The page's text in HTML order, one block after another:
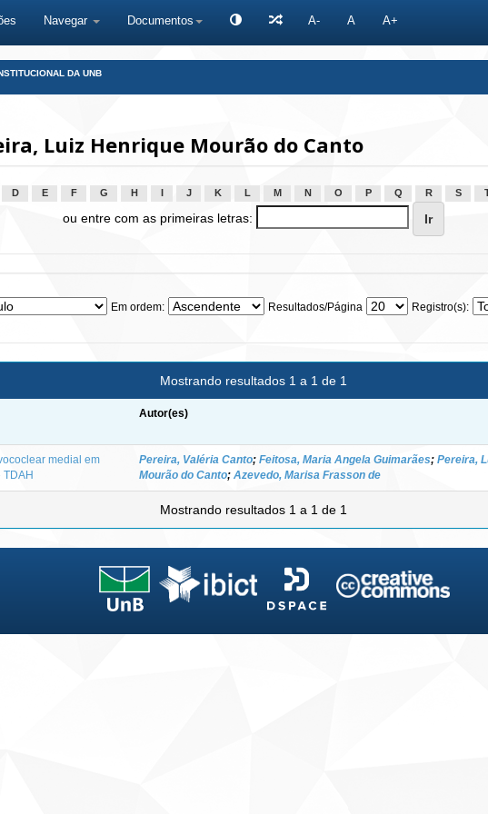
Navegar Documentos A- A A+
DA UNB
Luiz Henrique Mourão do Canto
D E F G H J K L M N O P Q R S
ou entre com as primeiras letras:
Em ordem: Resultados/Página Registro(s):
Mostrando resultados 1 a 1 de 1
Autor(es)
medial em
TDAH
Pereira, Valéria Canto; Feitosa, Maria Angela Guimarães; Pereira,
Mourão do Canto; Azevedo, Marisa Frasson de
Mostrando resultados 1 a 1 de 1